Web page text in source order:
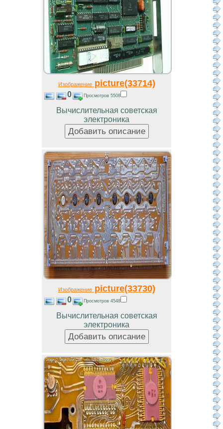
Изображениеpicture(33714)
0 Просмотров 5508
Вычислительная советская
электроника
Изображениеpicture(33730)
0 Просмотров 4548
Вычислительная советская
электроника